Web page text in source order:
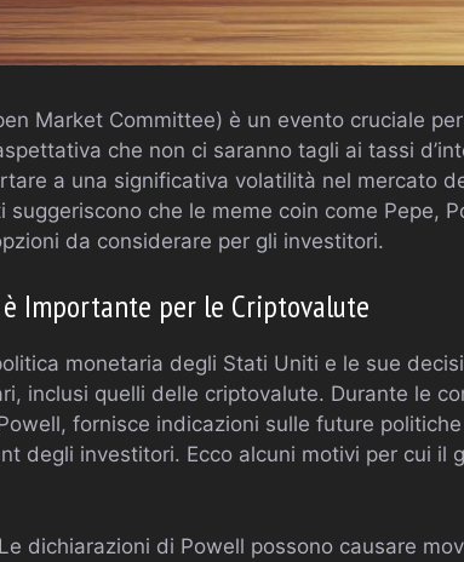
Market Committee) è un evento cruciale
che non ci saranno tagli ai tassi
a una significativa volatilità nel mercato
che le meme coin come Pepe,
da considerare per gli investitori.
è Importante per le Criptovalute
monetaria degli Stati Uniti e le sue
inclusi quelli delle criptovalute. Durante le
fornisce indicazioni sulle future
degli investitori. Ecco alcuni motivi per cui il
Le dichiarazioni di Powell possono causare